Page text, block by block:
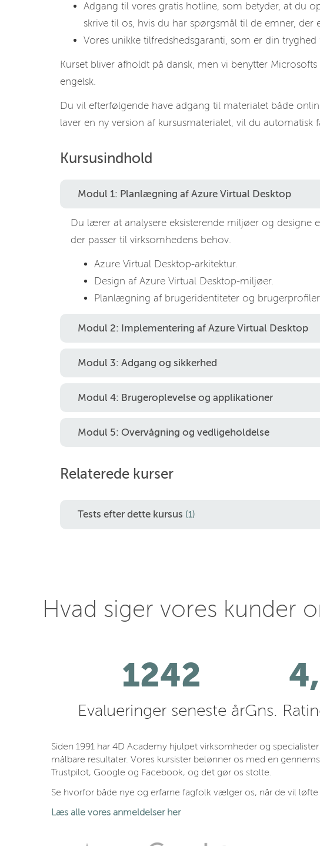
Adgang til vores gratis hotline, som betyder, at du
skrive til os, hvis du har spørgsmål til de emner, der
Vores unikke tilfredshedsgaranti, som er din
Kurset bliver afholdt på dansk, men vi benytter
engelsk.
Du vil efterfølgende have adgang til materialet både
laver en ny version af kursusmaterialet, vil du automatisk
Kursusindhold
Modul 1: Planlægning af Azure Virtual Desktop
Du lærer at analysere eksisterende miljøer og designe
der passer til virksomhedens behov.
Azure Virtual Desktop-arkitektur.
Design af Azure Virtual Desktop-miljøer.
Planlægning af brugeridentiteter og
Modul 2: Implementering af Azure Virtual Desktop
Modul 3: Adgang og sikkerhed
Modul 4: Brugeroplevelse og applikationer
Modul 5: Overvågning og vedligeholdelse
Relaterede kurser
Tests efter dette kursus (1)
Hvad siger vores kunder
1242
Evalueringer seneste årGns.
Siden 1991 har 4D Academy hjulpet virksomheder og
målbare resultater. Vores kursister belønner os med en
Trustpilot, Google og Facebook, og det gør os stolte.
Se hvorfor både nye og erfarne fagfolk vælger os, når de vil
Læs alle vores anmeldelser her